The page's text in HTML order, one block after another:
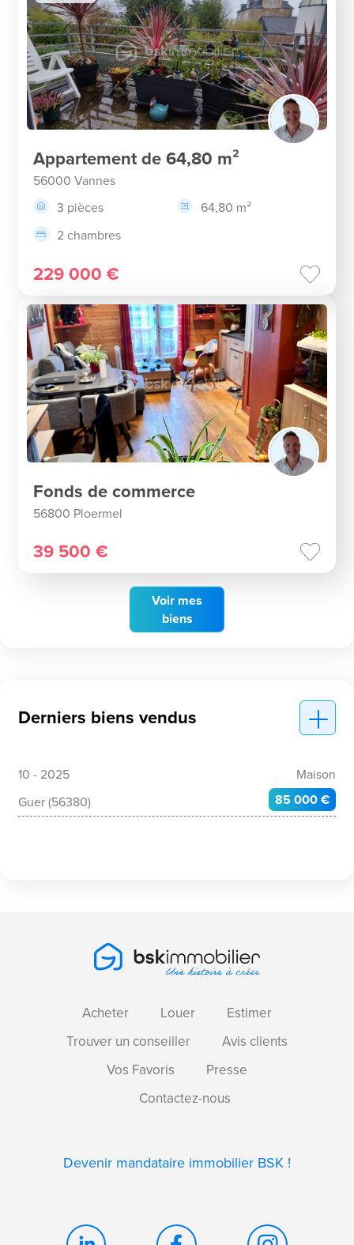
Voir mes
biens
Appartement de 64,80 m²
56000 Vannes
3 pièces
64,80 m²
2 chambres
229 000 €
Fonds de commerce
56800 Ploermel
39 500 €
Derniers biens vendus
10 - 2025
Maison
Guer (56380)
85 000 €
Acheter Louer
Estimer
Trouver un conseiller
Avis clients
Vos Favoris
Presse
Contactez-nous
Devenir mandataire immobilier BSK !